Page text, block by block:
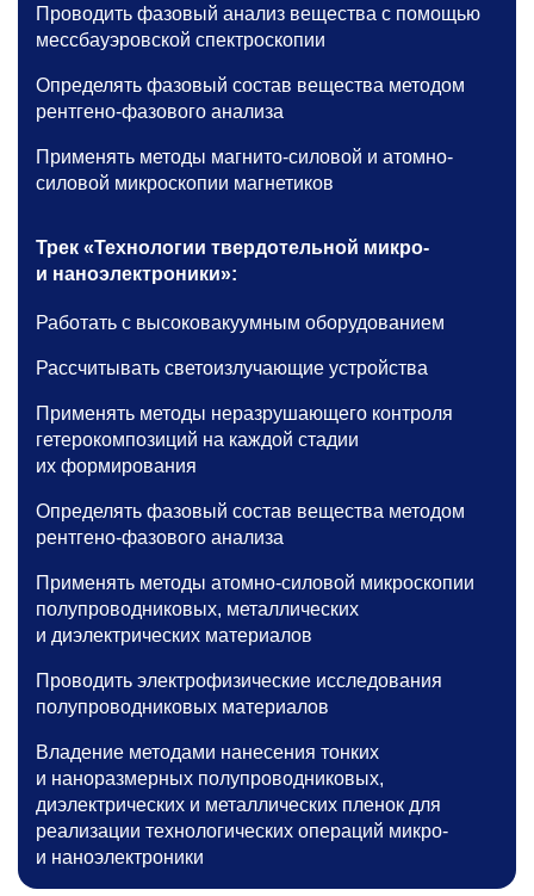
Проводить фазовый анализ вещества с помощью
мессбауэровской спектроскопии
Определять фазовый состав вещества методом
рентгено-фазового анализа
Применять методы магнито-силовой и атомно-
силовой микроскопии магнетиков
Трек «Технологии твердотельной микро-
и наноэлектроники»:
Работать с высоковакуумным оборудованием
Рассчитывать светоизлучающие устройства
Применять методы неразрушающего контроля
гетерокомпозиций на каждой стадии
их формирования
Определять фазовый состав вещества методом
рентгено-фазового анализа
Применять методы атомно-силовой микроскопии
полупроводниковых, металлических
и диэлектрических материалов
Проводить электрофизические исследования
полупроводниковых материалов
Владение методами нанесения тонких
и наноразмерных полупроводниковых,
диэлектрических и металлических пленок для
реализации технологических операций микро-
и наноэлектроники